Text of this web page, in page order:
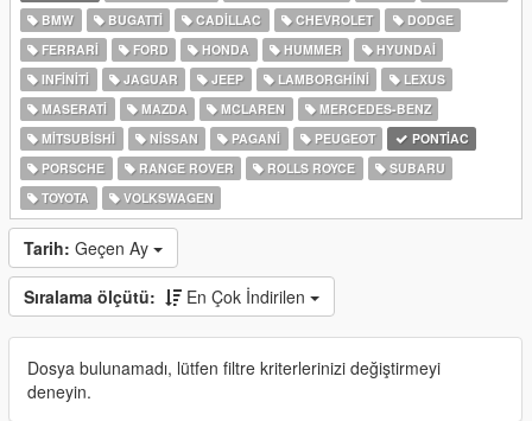
BMW
BUGATTI CADILLAC CHEVROLET
DODGE
FERRARI
FORD HONDA HUMMER
HYUNDAI
INFINITI
JAGUAR JEEP LAMBORGHINI
LEXUS
MASERATI
MAZDA MCLAREN
MERCEDES-BENZ
MITSUBISHI
NISSAN PAGANI PEUGEOT
PONTIAC
PORSCHE
RANGE ROVER ROLLS ROYCE
SUBARU
TOYOTA
VOLKSWAGEN
Tarih: Geçen Ay
Sıralama ölçütü: En Çok İndirilen
Dosya bulunamadı, lütfen filtre kriterlerinizi değiştirmeyi
deneyin.